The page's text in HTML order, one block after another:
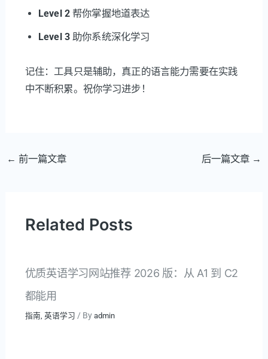
Level 2 帮你掌握地道表达
Level 3 助你系统深化学习
记住：工具只是辅助，真正的语言能力需要在实践
中不断积累。祝你学习进步！
← 前一篇文章 后一篇文章 →
Related Posts
优质英语学习网站推荐 2026 版：从 A1 到 C2
都能用
指南 英语学习 / By admin